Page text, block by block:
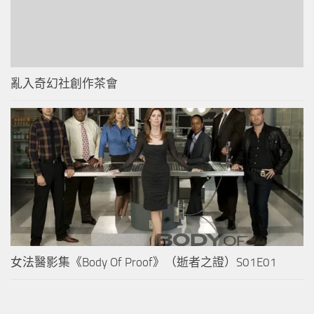
亂入奇幻社創作茶會
女法醫影集《Body Of Proof》（逝者之證）S01E01